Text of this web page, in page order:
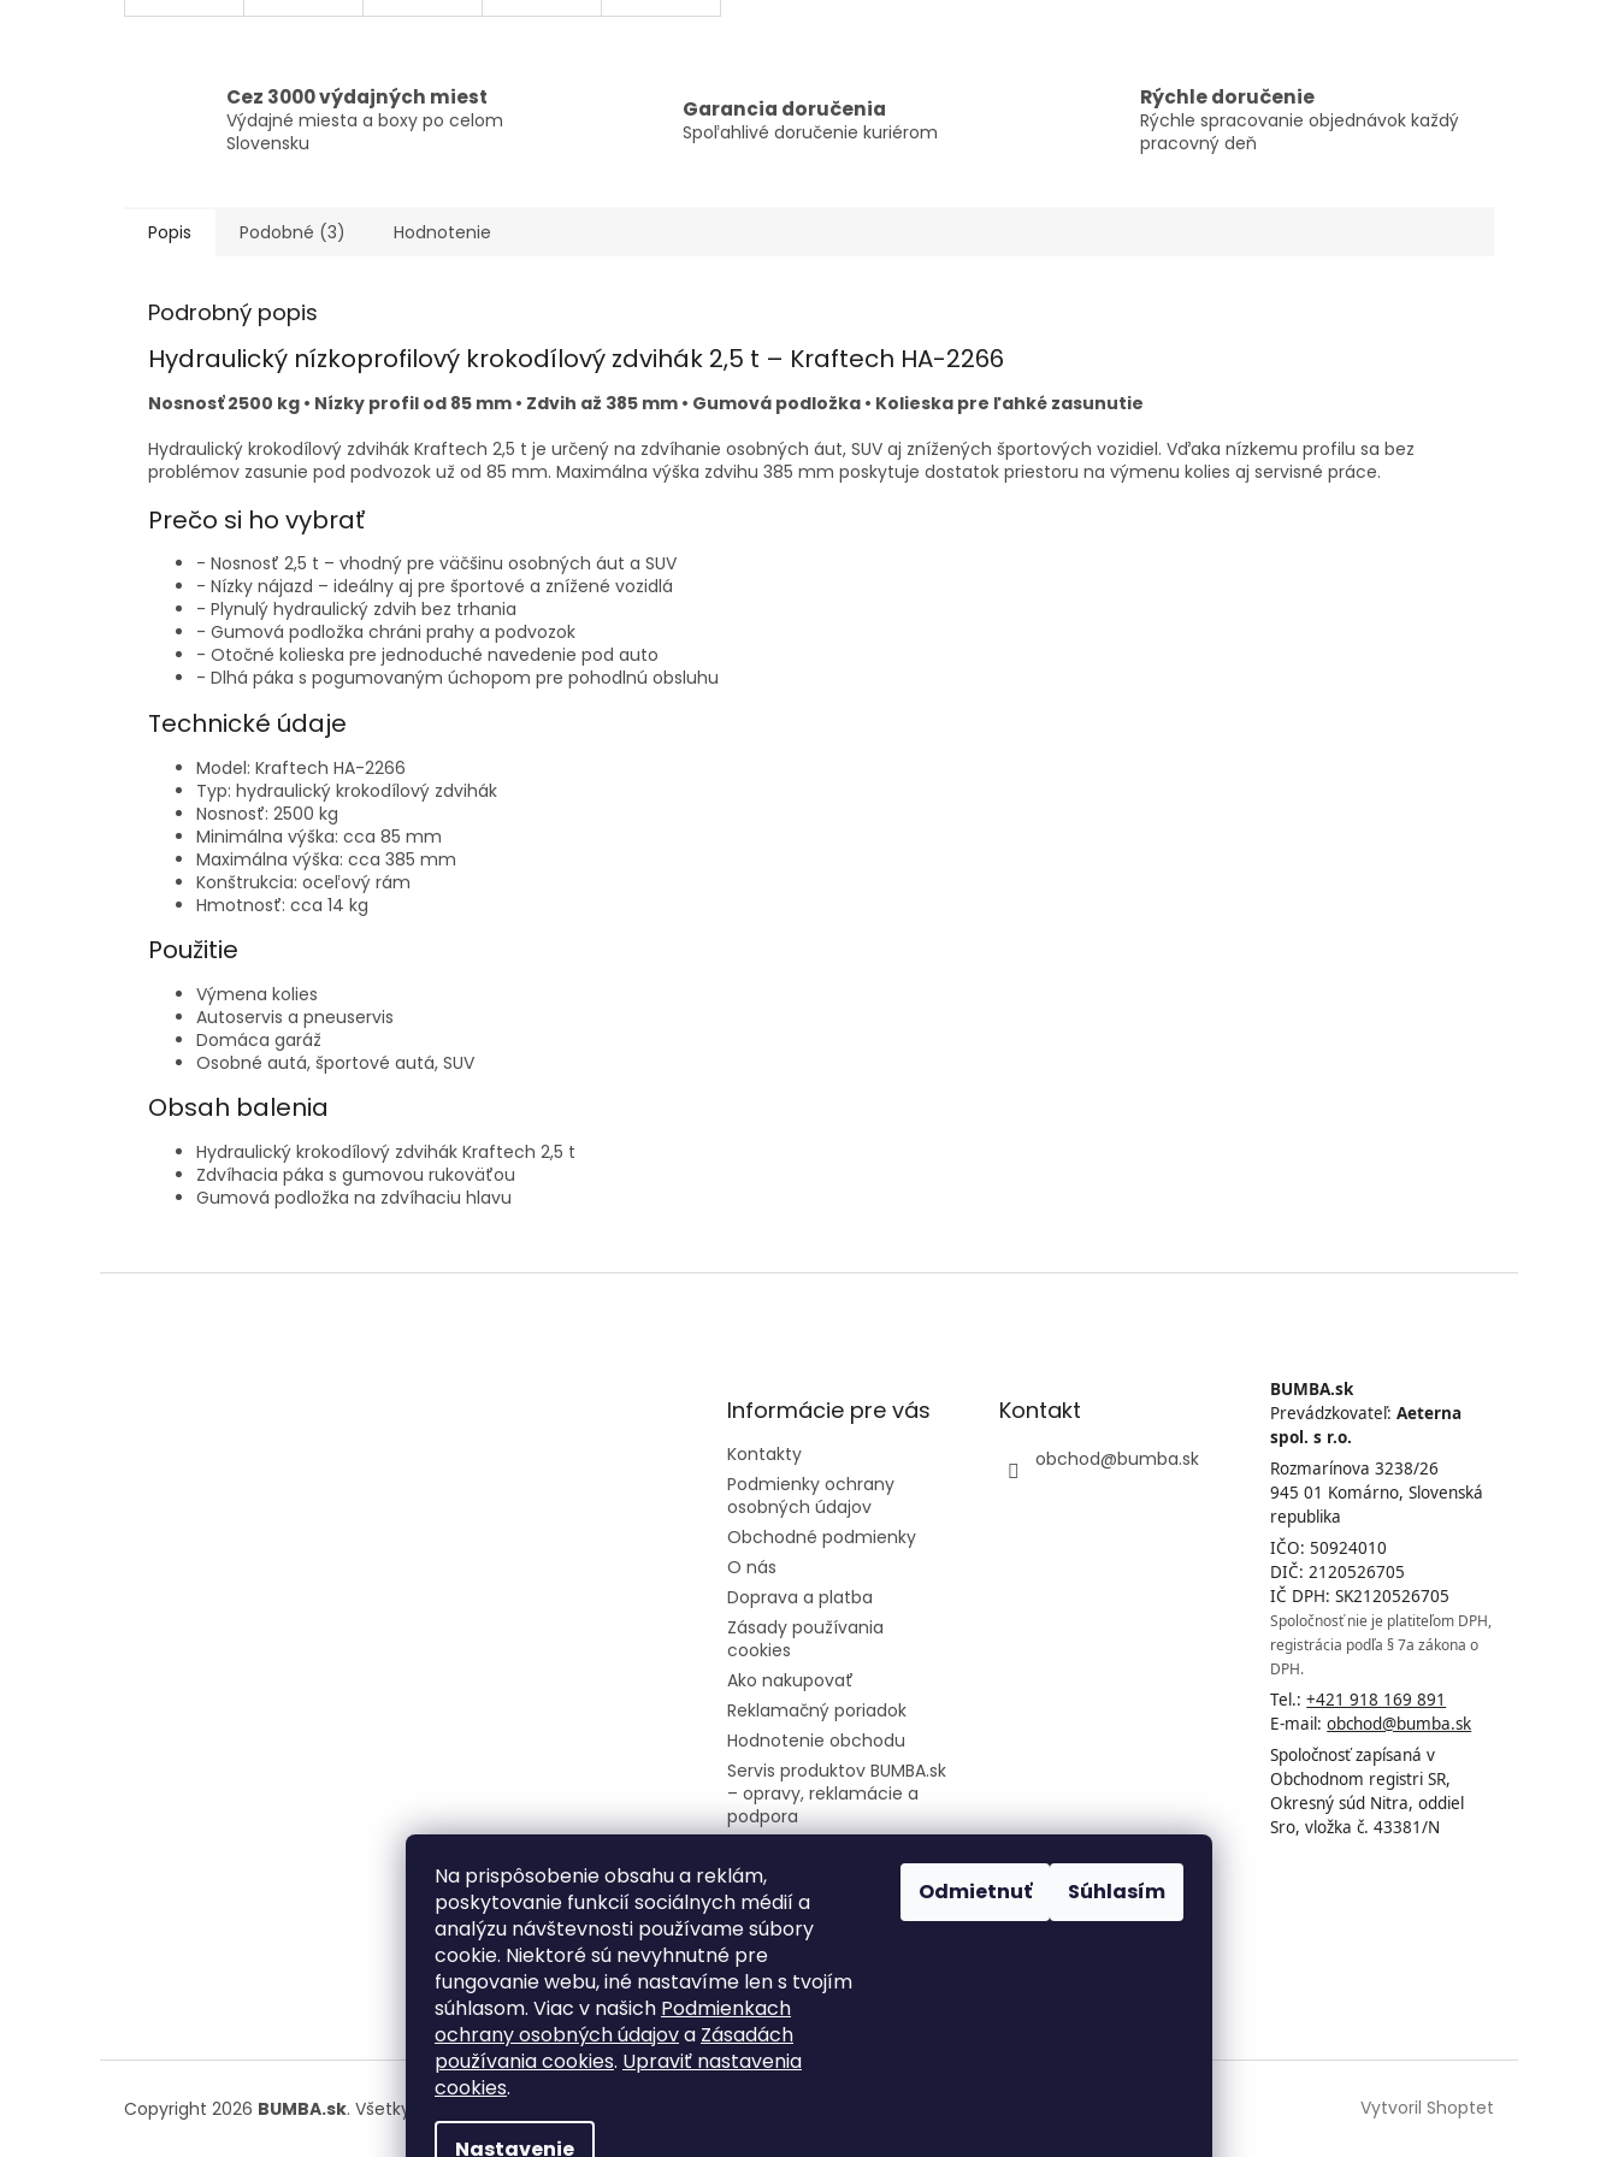
Na prispôsobenie obsahu a reklám,
poskytovanie funkcií sociálnych médií a
analýzu návštevnosti používame súbory
cookie. Niektoré sú nevyhnutné pre
fungovanie webu, iné nastavíme len s tvojím
súhlasom. Viac v našich Podmienkach
ochrany osobných údajova Zásadách
používania cookies. Upraviť nastavenia
cookies.
Nastavenie
Odmietnuť Súhlasím
Cez 3000 výdajných miest
Výdajné miesta a boxy po celom
Slovensku
Garancia doručenia
Spoľahlivé doručenie kuriérom
Rýchle doručenie
Rýchle spracovanie objednávok každý
pracovný deň
Popis Podobné (3) Hodnotenie
Podrobný popis
Hydraulický nízkoprofilový krokodílový zdvihák 2,5 t – Kraftech HA-2266
Nosnosť 2500 kg • Nízky profil od 85 mm • Zdvih až 385 mm • Gumová podložka • Kolieska pre ľahké zasunutie
Hydraulický krokodílový zdvihák Kraftech 2,5 t je určený na zdvíhanie osobných áut, SUV aj znížených športových vozidiel. Vďaka nízkemu profilu sa bez
problémov zasunie pod podvozok už od 85 mm. Maximálna výška zdvihu 385 mm poskytuje dostatok priestoru na výmenu kolies aj servisné práce.
Prečo si ho vybrať
- Nosnosť 2,5 t – vhodný pre väčšinu osobných áut a SUV
- Nízky nájazd – ideálny aj pre športové a znížené vozidlá
- Plynulý hydraulický zdvih bez trhania
- Gumová podložka chráni prahy a podvozok
- Otočné kolieska pre jednoduché navedenie pod auto
- Dlhá páka s pogumovaným úchopom pre pohodlnú obsluhu
Technické údaje
Model: Kraftech HA-2266
Typ: hydraulický krokodílový zdvihák
Nosnosť: 2500 kg
Minimálna výška: cca 85 mm
Maximálna výška: cca 385 mm
Konštrukcia: oceľový rám
Hmotnosť: cca 14 kg
Použitie
Výmena kolies
Autoservis a pneuservis
Domáca garáž
Osobné autá, športové autá, SUV
Obsah balenia
Hydraulický krokodílový zdvihák Kraftech 2,5 t
Zdvíhacia páka s gumovou rukoväťou
Gumová podložka na zdvíhaciu hlavu
Informácie pre vás
Kontakty
Podmienky ochrany
osobných údajov
Obchodné podmienky
O nás
Doprava a platba
Zásady používania
cookies
Ako nakupovať
Reklamačný poriadok
Hodnotenie obchodu
Servis produktov BUMBA.sk
– opravy, reklamácie a
podpora
Moja objednávka
Odstúpenie od zmluvy
Kontakt
obchod@bumba.sk
BUMBA.sk
Prevádzkovateľ:Aeterna
spol. s r.o.
Rozmarínova 3238/26
945 01 Komárno, Slovenská
republika
IČO: 50924010
DIČ: 2120526705
IČ DPH: SK2120526705
Spoločnosť nie je platiteľom DPH,
registrácia podľa § 7a zákona o
DPH.
Tel.:+421 918 169 891
E-mail:obchod@bumba.sk
Spoločnosť zapísaná v
Obchodnom registri SR,
Okresný súd Nitra, oddiel
Sro, vložka č. 43381/N
Vytvoril Shoptet
Copyright 2026 BUMBA.sk. Všetky práva vyhradené.